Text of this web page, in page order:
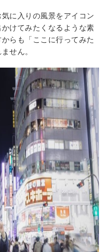
に入りの風景をアイコン
けてみたくなるような素
らも「ここに行ってみた
せん。